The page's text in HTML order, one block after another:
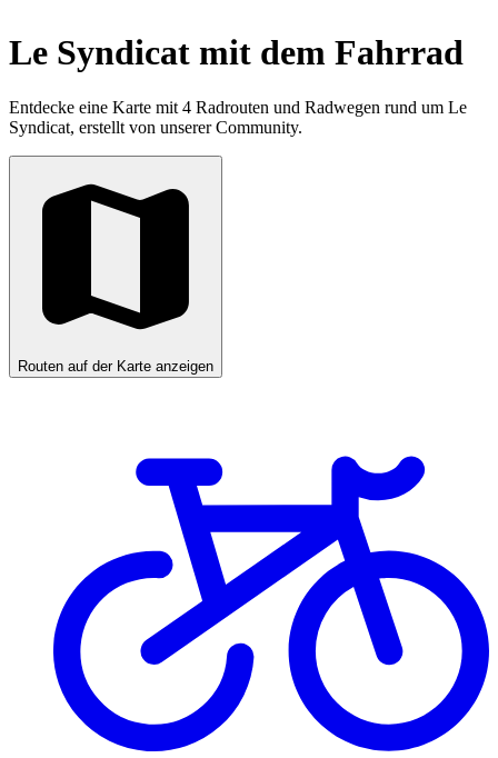
Le Syndicat mit dem Fahrrad
Entdecke eine Karte mit 4 Radrouten und Radwegen rund um Le
Syndicat, erstellt von unserer Community.
Routen auf der Karte anzeigen